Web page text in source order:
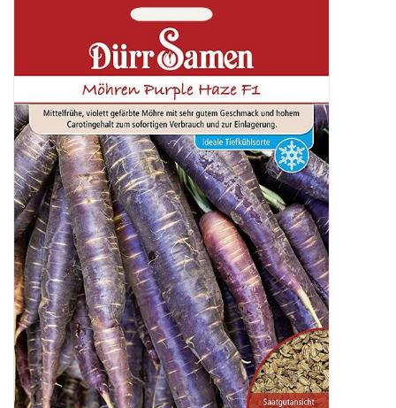
Geschenkideen
Katalog